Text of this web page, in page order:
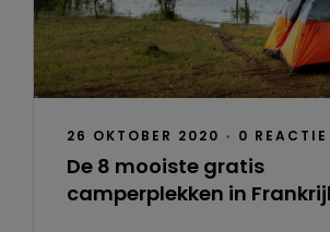
26 OKTOBER 2020 • 0 REACTIE
De 8 mooiste gratis
camperplekken in